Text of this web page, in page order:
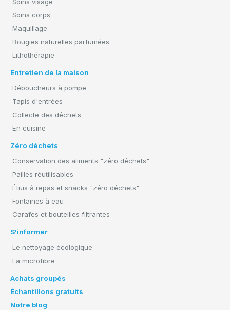
Soins corps
Maquillage
Bougies naturelles parfumées
Lithothérapie
Entretien de la maison
Déboucheurs à pompe
Tapis d'entrées
Collecte des déchets
En cuisine
Zéro déchets
Conservation des aliments "zéro déchets"
Pailles réutilisables
Étuis à repas et snacks "zéro déchets"
Fontaines à eau
Carafes et bouteilles filtrantes
S'informer
Le nettoyage écologique
La microfibre
Achats groupés
Échantillons gratuits
Notre blog